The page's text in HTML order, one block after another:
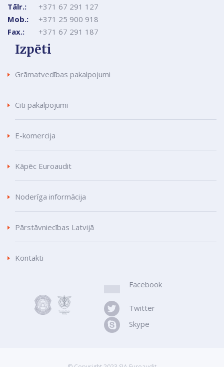
Tālr.: +371 67 291 127
Mob.: +371 25 900 918
Fax.: +371 67 291 187
Izpēti
Grāmatvedības pakalpojumi
Citi pakalpojumi
E-komercija
Kāpēc Euroaudit
Noderīga informācija
Pārstāvniecības Latvijā
Kontakti
Facebook
Twitter
Skype